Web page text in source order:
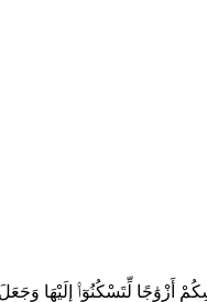
أَزْوَٰجًا لِّتَسْكُنُوٓا۟ إِلَيْهَا